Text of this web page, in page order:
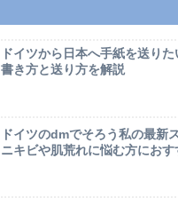
ドイツから日本へ手紙を送り
書き方と送り方を解説
ドイツのdmでそろう私の最新
ニキビや肌荒れに悩む方におす